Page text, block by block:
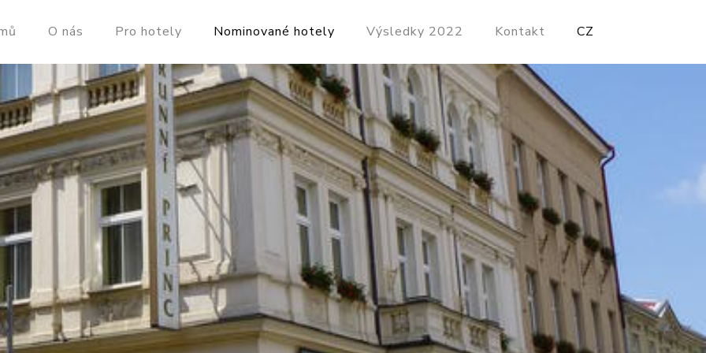
O nás Pro hotely Nominované hotely Výsledky 2022 Kontakt CZ